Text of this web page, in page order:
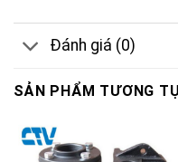
Đánh giá (0)
SẢN PHẨM TƯƠNG